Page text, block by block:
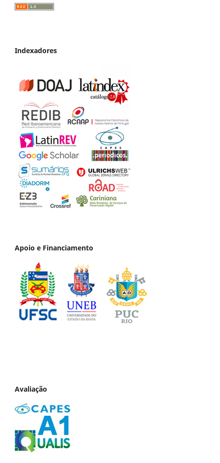
Indexadores
Apoio e Financiamento
Avaliação